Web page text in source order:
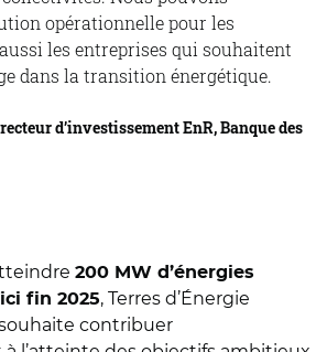
opérationnelle pour les
les entreprises qui souhaitent
dans la transition énergétique.
d’investissement EnR, Banque des
200 MW d’énergies
fin 2025, Terres d’Énergie
contribuer